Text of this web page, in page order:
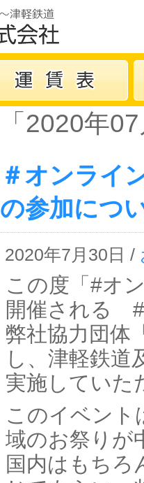
「2020年
＃オンライ
の参加につ
2020年7月30日 /
この度「#オ
開催される
弊社協力団体
し、津軽鉄道
実施していた
このイベント
域のお祭りが
国内はもちろ